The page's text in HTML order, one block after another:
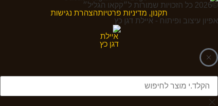
©2026 כל הזכויות שמורות ל״קקאו הגליל״
תקנון, מדיניות פרטיותהצהרת נגישות
אפיון עיצוב ופיתוח - איילת דגן כץ